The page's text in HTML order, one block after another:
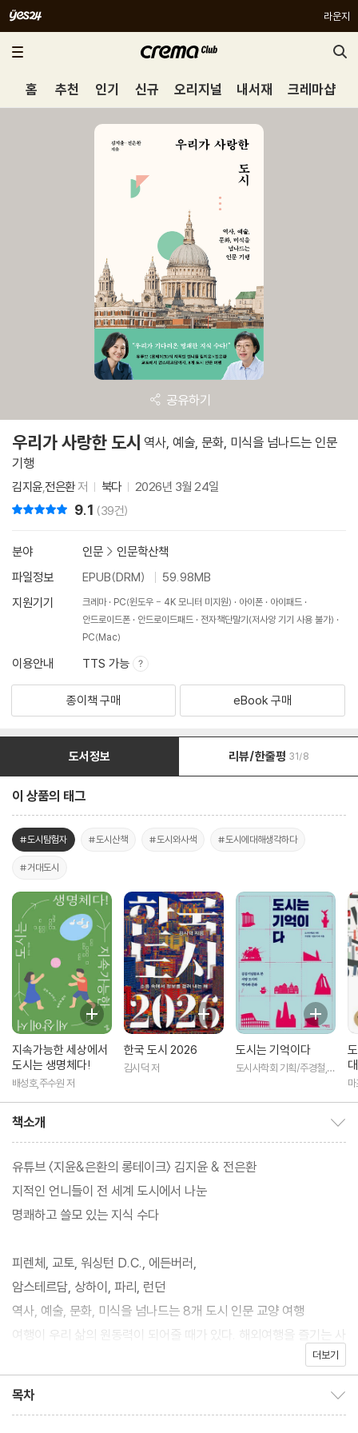
라운지
홈 추천 인기 신규 오리지널 내서재 크레마샵
공유하기
우리가 사랑한 도시 역사, 예술, 문화, 미식을 넘나드는 인문
기행
김지윤,전은환저 북다 2026년 3월 24일
9.1 (39건)
분야 인문 > 인문학산책
파일정보
EPUB(DRM)
59.98MB
지원기기
크레마 PC(윈도우 - 4K 모니터 미지원) 아이폰
아이패드
안드로이드폰
안드로이드패드
전자책단말기(저사양 기기 사용 불가)
PC(Mac)
이용안내 TTS 가능
종이책 구매 eBook 구매
도서정보 리뷰/한줄평 31/8
이 상품의 태그
#도시탐험자 #도시산책 #도시와사색 #도시에대해생각하다
#거대도시
지속가능한 세상에서
도시는 생명체다!
배성호,주수원 저
한국 도시 2026
김시덕 저
도시는 기억이다
도시사학회 기획/주경철,민
책소개
유튜브 〈지윤&은환의 롱테이크〉 김지윤 & 전은환
지적인 언니들이 전 세계 도시에서 나눈
명쾌하고 쓸모 있는 지식 수다
피렌체, 교토, 워싱턴 D.C., 에든버러,
암스테르담, 상하이, 파리, 런던
역사, 예술, 문화, 미식을 넘나드는 8개 도시 인문 교양 여행
여행이 우리 삶의 원동력이 되어줄 때가 있다. 해외여행을 즐기는 사
람들이 늘어나고, 여행을 다녀온 기억으로 살아갈 힘을 얻는 이들이
위한 지식을 전해준다. 이 책은 여행을 통해 ‘또 다른 나’를 만나고,
더보기
목차